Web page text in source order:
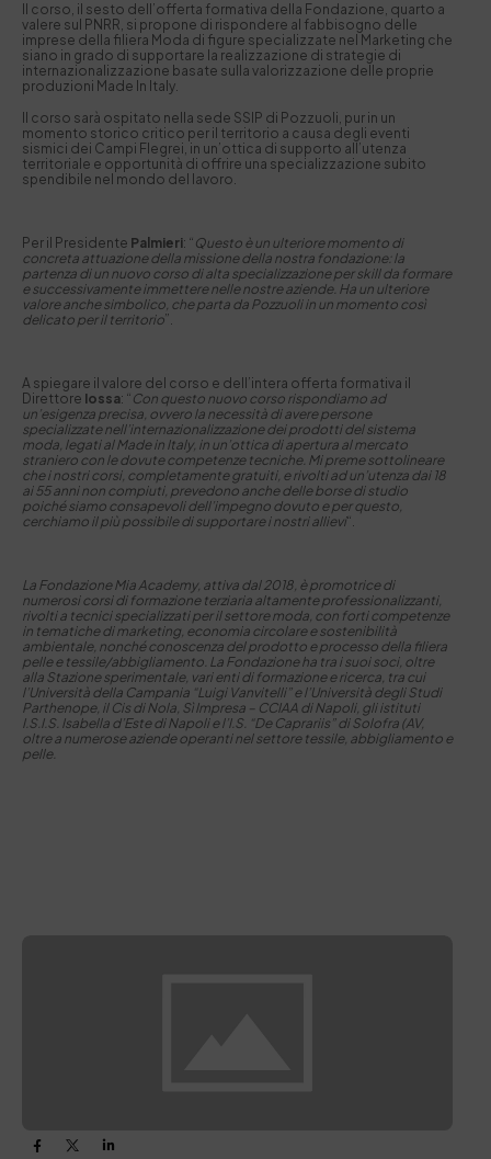
Il corso, il sesto dell’offerta formativa della Fondazione, quarto a
valere sul PNRR, si propone di rispondere al fabbisogno delle
imprese della filiera Moda di figure specializzate nel Marketing che
siano in grado di supportare la realizzazione di strategie di
internazionalizzazione basate sulla valorizzazione delle proprie
produzioni Made In Italy.
Il corso sarà ospitato nella sede SSIP di Pozzuoli, pur in un
momento storico critico per il territorio a causa degli eventi
sismici dei Campi Flegrei, in un’ottica di supporto all’utenza
territoriale e opportunità di offrire una specializzazione subito
spendibile nel mondo del lavoro.
Per il Presidente Palmieri: “ Questo è un ulteriore momento di
concreta attuazione della missione della nostra fondazione: la
partenza di un nuovo corso di alta specializzazione per skill da formare
e successivamente immettere nelle nostre aziende. Ha un ulteriore
valore anche simbolico, che parta da Pozzuoli in un momento così
delicato per il territorio”.
A spiegare il valore del corso e dell’intera offerta formativa il
Direttore Iossa: “ Con questo nuovo corso rispondiamo ad
un’esigenza precisa, ovvero la necessità di avere persone
specializzate nell’internazionalizzazione dei prodotti del sistema
moda, legati al Made in Italy, in un’ottica di apertura al mercato
straniero con le dovute competenze tecniche. Mi preme sottolineare
che i nostri corsi, completamente gratuiti, e rivolti ad un’utenza dai 18
ai 55 anni non compiuti, prevedono anche delle borse di studio
poiché siamo consapevoli dell’impegno dovuto e per questo,
cerchiamo il più possibile di supportare i nostri allievi“.
La Fondazione Mia Academy, attiva dal 2018, è promotrice di
numerosi corsi di formazione terziaria altamente professionalizzanti,
rivolti a tecnici specializzati per il settore moda, con forti competenze
in tematiche di marketing, economia circolare e sostenibilità
ambientale, nonché conoscenza del prodotto e processo della filiera
pelle e tessile/abbigliamento. La Fondazione ha tra i suoi soci, oltre
alla Stazione sperimentale, vari enti di formazione e ricerca, tra cui
l’Università della Campania “Luigi Vanvitelli” e l’Università degli Studi
Parthenope, il Cis di Nola, Sì Impresa – CCIAA di Napoli, gli istituti
I.S.I.S. Isabella d’Este di Napoli e l’I.S. “De Caprariis” di Solofra (AV,
oltre a numerose aziende operanti nel settore tessile, abbigliamento e
pelle.